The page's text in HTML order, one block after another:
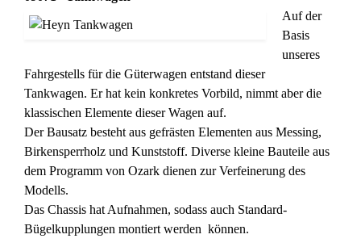
Auf der
Basis
unseres
Fahrgestells für die Güterwagen entstand dieser
Tankwagen. Er hat kein konkretes Vorbild, nimmt aber die
klassischen Elemente dieser Wagen auf.
Der Bausatz besteht aus gefrästen Elementen aus Messing,
Birkensperrholz und Kunststoff. Diverse kleine Bauteile aus
dem Programm von Ozark dienen zur Verfeinerung des
Modells.
Das Chassis hat Aufnahmen, sodass auch Standard-
Bügelkupplungen montiert werden können.